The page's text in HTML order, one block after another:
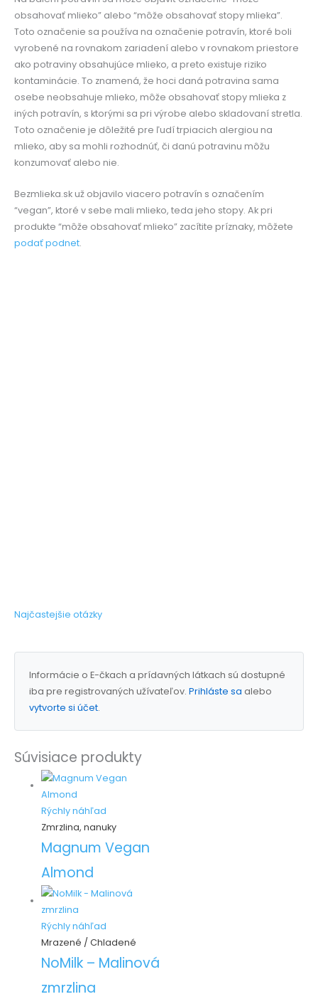
obsahovať mlieko” alebo “môže obsahovať stopy mlieka”.
Toto označenie sa používa na označenie potravín, ktoré boli
vyrobené na rovnakom zariadení alebo v rovnakom priestore
ako potraviny obsahujúce mlieko, a preto existuje riziko
kontaminácie. To znamená, že hoci daná potravina sama
osebe neobsahuje mlieko, môže obsahovať stopy mlieka z
iných potravín, s ktorými sa pri výrobe alebo skladovaní stretla.
Toto označenie je dôležité pre ľudí trpiacich alergiou na
mlieko, aby sa mohli rozhodnúť, či danú potravinu môžu
konzumovať alebo nie.
Bezmlieka.sk už objavilo viacero potravín s označením
“vegan”, ktoré v sebe mali mlieko, teda jeho stopy. Ak pri
produkte “môže obsahovať mlieko” zacítite príznaky, môžete
podať podnet.
Najčastejšie otázky
Informácie o E-čkach a prídavných látkach sú dostupné
iba pre registrovaných užívateľov. Prihláste sa alebo
vytvorte si účet.
Súvisiace produkty
Rýchly náhľad
Zmrzlina, nanuky
Magnum Vegan
Almond
Rýchly náhľad
Mrazené / Chladené
NoMilk – Malinová
zmrzlina